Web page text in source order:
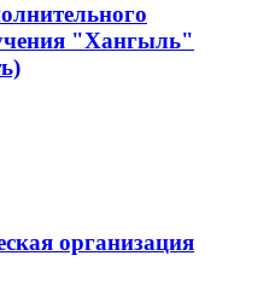
"Хангыль"
организация